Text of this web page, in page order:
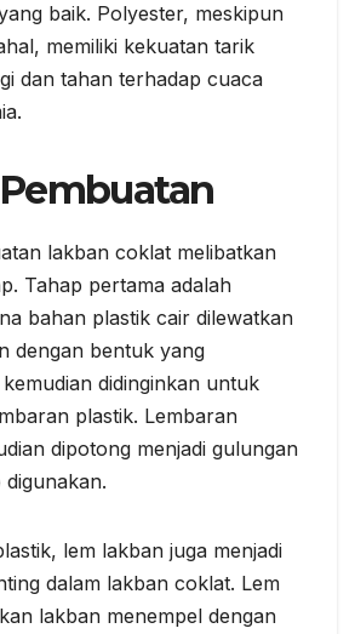
baik. Polyester, meskipun
memiliki kekuatan tarik
dan tahan terhadap cuaca
lakban coklat melibatkan
Tahap pertama adalah
bahan plastik cair dilewatkan
dengan bentuk yang
didinginkan untuk
plastik. Lembaran
dipotong menjadi gulungan
digunakan.
lem lakban juga menjadi
dalam lakban coklat. Lem
lakban menempel dengan